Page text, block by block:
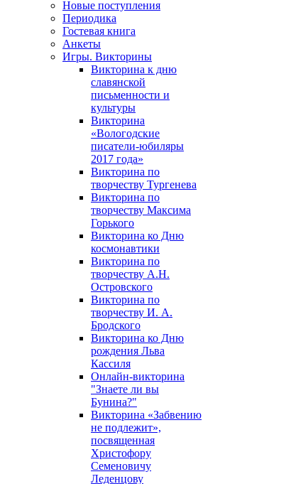
Новые поступления
Периодика
Гостевая книга
Анкеты
Игры. Викторины
Викторина к дню
славянской
письменности и
культуры
Викторина
«Вологодские
писатели-юбиляры
2017 года»
Викторина по
творчеству Тургенева
Викторина по
творчеству Максима
Горького
Викторина ко Дню
космонавтики
Викторина по
творчеству А.Н.
Островского
Викторина по
творчеству И. А.
Бродского
Викторина ко Дню
рождения Льва
Кассиля
Онлайн-викторина
"Знаете ли вы
Бунина?"
Викторина «Забвению
не подлежит»,
посвященная
Христофору
Семеновичу
Леденцову